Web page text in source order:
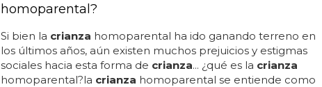
homoparental?
Si bien la crianza homoparental ha ido ganando terreno en
los últimos años, aún existen muchos prejuicios y estigmas
sociales hacia esta forma de crianza... ¿qué es la crianza
homoparental?la crianza homoparental se entiende como